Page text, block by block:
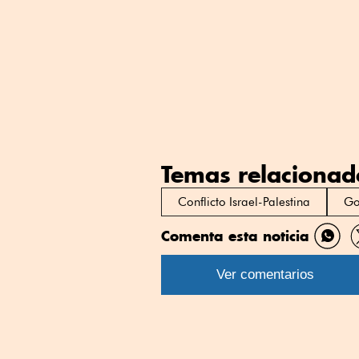
Temas
Conflicto Israel-Palestina
Comenta esta noticia
por
Ver comentarios